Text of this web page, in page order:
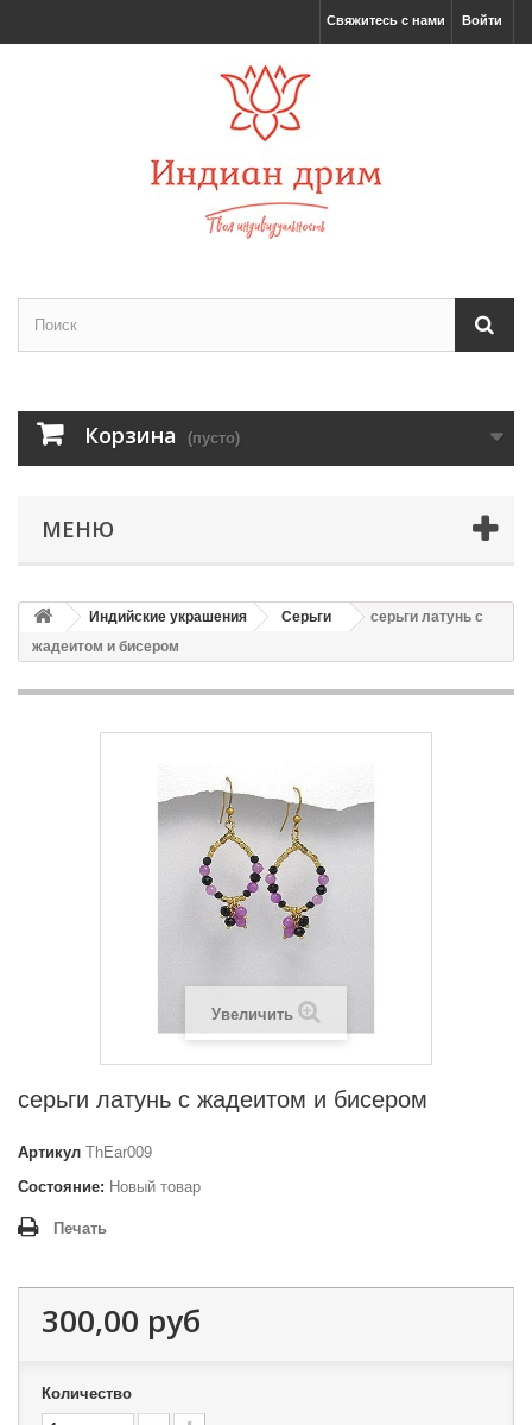
Войти
Свяжитесь с нами
Корзина (пусто)
МЕНЮ
Индийские украшения Серьги
серьги латунь с
жадеитом и бисером
Увеличить
серьги латунь с жадеитом и бисером
Артикул ThEar009
Состояние: Новый товар
Печать
300,00 руб
Количество